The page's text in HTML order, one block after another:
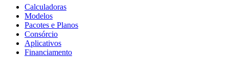
Calculadoras
Modelos
Pacotes e Planos
Consórcio
Aplicativos
Financiamento